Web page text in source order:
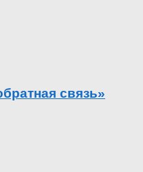
связь»